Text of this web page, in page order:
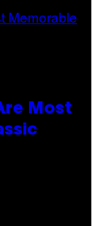
Most